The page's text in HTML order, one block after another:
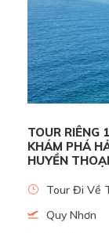
Lịch
Hải Đăng Mũi
07h30:Xe và
quan:
Quý khách
Lãnh, điểm
Đăng Mũi
TOUR RIÊNG
KHÁM PHÁ
HUYỀN
Tour Đi Về
Quy Nhơn